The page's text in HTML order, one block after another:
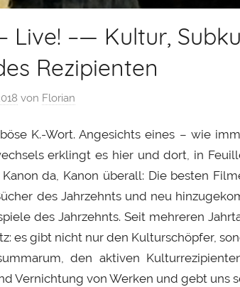
Live! –— Kultur,
Rezipienten
von Florian
K.-Wort. Angesichts eines – wie
erklingt es hier und dort, in
da, Kanon überall: Die besten
des Jahrzehnts und neu
des Jahrzehnts. Seit mehreren
es gibt nicht nur den Kulturschöpfer,
den aktiven
Vernichtung von Werken und gebt uns